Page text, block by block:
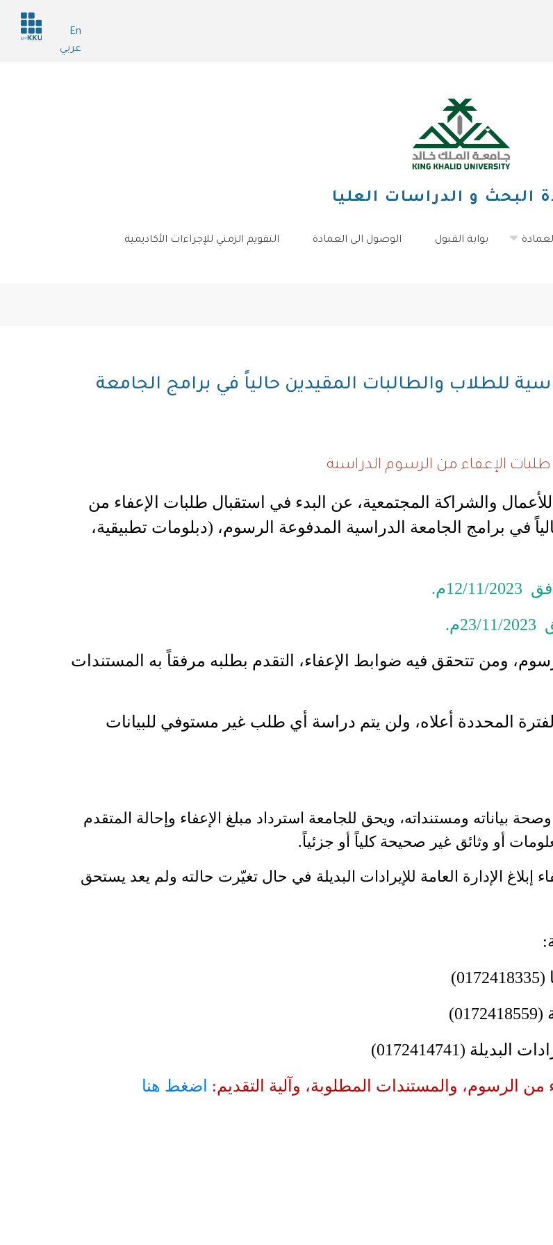
En
عربي
Header
services
البحث و الدراسات العليا
بوابة القبول الوصول الى العمادة التقويم الزمني للإجراءات الأكاديمية
للطلاب والطالبات المقيدين حالياً في برامج الجامعة
الإعفاء من الرسوم الدراسية
والشراكة المجتمعية، عن البدء في استقبال طلبات الإعفاء من
في برامج الجامعة الدراسية المدفوعة الرسوم، (دبلومات تطبيقية،
ومن تتحقق فيه ضوابط الإعفاء، التقدم بطلبه مرفقاً به المستندات
المحددة أعلاه، ولن يتم دراسة أي طلب غير مستوفي للبيانات
بياناته ومستنداته، ويحق للجامعة استرداد مبلغ الإعفاء وإحالة المتقدم
أو وثائق غير صحيحة كلياً أو جزئياً.
الإدارة العامة للإيرادات البديلة في حال تغيّرت حالته ولم يعد يستحق
(0172414741)
الرسوم، والمستندات المطلوبة، وآلية التقديم:
اضغط هنا